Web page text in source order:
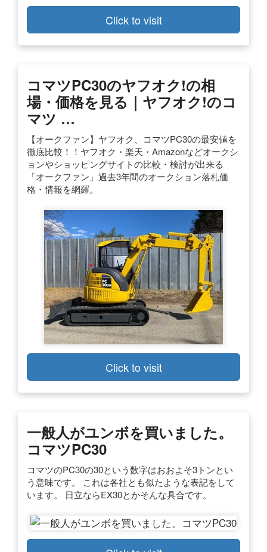
Click to visit
コマツPC30のヤフオク!の相
場・価格を見る｜ヤフオク!のコ
マツ …
【オークファン】ヤフオク、コマツPC30の最安値を
徹底比較！！ヤフオク・楽天・Amazonなどオークシ
ョンやショッピングサイトの比較・検討が出来る
「オークファン」過去3年間のオークション落札価
格・情報を網羅。
Click to visit
一般人がユンボを買いました。
コマツPC30
コマツのPC30の30という数字はおおよそ3トンとい
う意味です。 これは各社とも似たような表記をして
います。 日立ならEX30とかそんな具合です。